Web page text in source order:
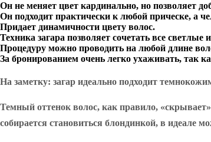
Он не меняет цвет кардинально, но позволяет
Он подходит практически к любой прическе, а
Придает динамичности цвету волос.
Техника загара позволяет сочетать все
Процедуру можно проводить на любой длине
За бронированием очень легко ухаживать, так
На заметку: загар идеально подходит
Темный оттенок волос, как правило,
собирается становиться блондинкой, в идеале